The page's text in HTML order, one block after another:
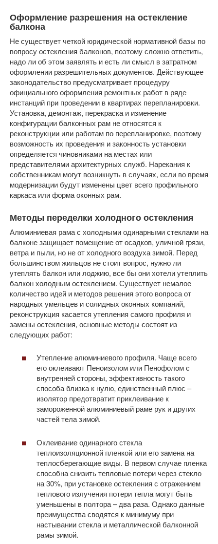
Оформление разрешения на остекление
балкона
Не существует четкой юридической нормативной базы по
вопросу остекления балконов, поэтому сложно ответить,
надо ли об этом заявлять и есть ли смысл в затратном
оформлении разрешительных документов. Действующее
законодательство предусматривает процедуру
официального оформления ремонтных работ в ряде
инстанций при проведении в квартирах перепланировки.
Установка, демонтаж, перекраска и изменение
конфигурации балконных рам не относятся к
реконструкции или работам по перепланировке, поэтому
возможность их проведения и законность установки
определяется чиновниками на местах или
представителями архитектурных служб. Нарекания к
собственникам могут возникнуть в случаях, если во время
модернизации будут изменены цвет всего профильного
каркаса или форма оконных рам.
Методы переделки холодного остекления
Алюминиевая рама с холодными одинарными стеклами на
балконе защищает помещение от осадков, уличной грязи,
ветра и пыли, но не от холодного воздуха зимой. Перед
большинством жильцов не стоит вопрос, нужно ли
утеплять балкон или лоджию, все бы они хотели утеплить
балкон холодным остеклением. Существует немалое
количество идей и методов решения этого вопроса от
народных умельцев и солидных оконных компаний,
реконструкция касается утепления самого профиля и
замены остекления, основные методы состоят из
следующих работ:
Утепление алюминиевого профиля. Чаще всего
его оклеивают Пеноизолом или Пенофолом с
внутренней стороны, эффективность такого
способа близка к нулю, единственный плюс –
изолятор предотвратит приклеивание к
замороженной алюминиевый раме рук и других
частей тела зимой.
Оклеивание одинарного стекла
теплоизоляционной пленкой или его замена на
теплосберегающие виды. В первом случае пленка
способна снизить тепловые потери через стекло
на 30%, при установке остекления с отражением
теплового излучения потери тепла могут быть
уменьшены в полтора – два раза. Однако данные
преимущества сводятся к минимуму при
настывании стекла и металлической балконной
рамы зимой.